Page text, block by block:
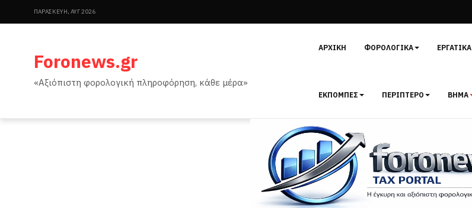
ΠΑΡΑΣΚΕΥΉ, ΑΥΓ 2026
Foronews.gr
«Αξιόπιστη φορολογική πληροφόρηση, κάθε μέρα»
ΑΡΧΙΚΉ ΦΟΡΟΛΟΓΙΚΆ ΕΡΓΑΤΙΚΆ
ΕΚΠΟΜΠΈΣ ΠΕΡΊΠΤΕΡΟ ΒΉΜΑ